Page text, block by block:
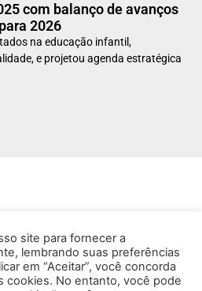
com balanço de avanços
2026
na educação infantil,
e projetou agenda estratégica
site para fornecer a
lembrando suas preferências
em “Aceitar”, você concorda
cookies. No entanto, você pode